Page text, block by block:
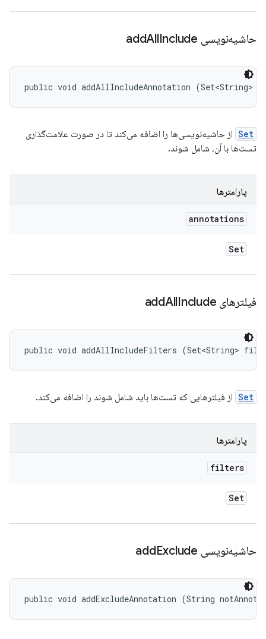
حاشیه‌نویسی add AllInclude
public void addAllIncludeAnnotation (Set<String>
Set از حاشیه‌نویسی‌ها را اضافه می‌کند تا در صورت علامت‌گذاری
تست‌ها با آن، شامل شوند.
پارامترها
annotations
Set
فیلترهای add AllInclude
public void addAllIncludeFilters (Set<String>
Set از فیلترهایی که تست‌ها باید شامل شوند را اضافه می‌کند.
پارامترها
filters
Set
حاشیه‌نویسی add Exclude
public void addExcludeAnnotation (String